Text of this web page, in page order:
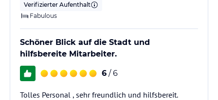
Verifizierter Aufenthalt
Fabulous
Schöner Blick auf die Stadt und
hilfsbereite Mitarbeiter.
6 / 6
Tolles Personal , sehr freundlich und hilfsbereit.